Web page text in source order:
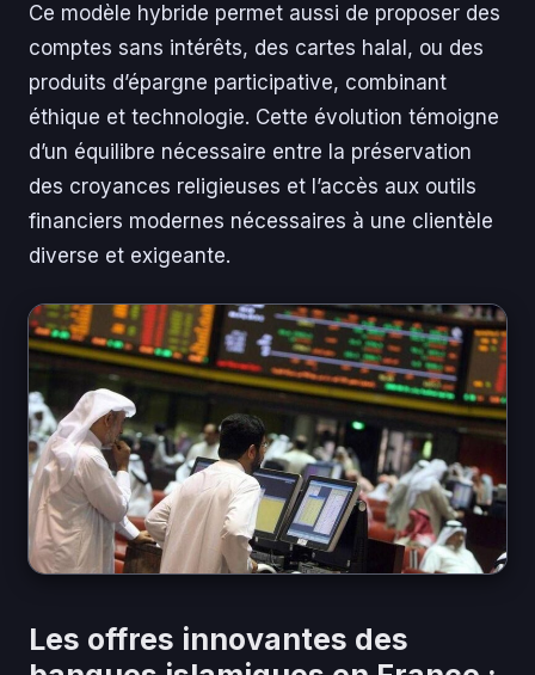
Ce modèle hybride permet aussi de proposer des
comptes sans intérêts, des cartes halal, ou des
produits d’épargne participative, combinant
éthique et technologie. Cette évolution témoigne
d’un équilibre nécessaire entre la préservation
des croyances religieuses et l’accès aux outils
financiers modernes nécessaires à une clientèle
diverse et exigeante.
Les offres innovantes des